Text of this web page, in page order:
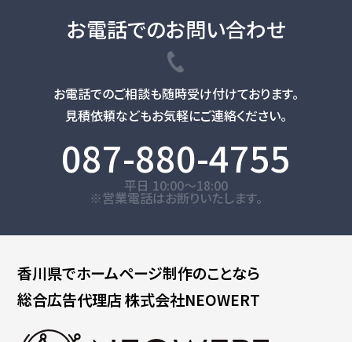
お電話でのお問い合わせ
お電話でのご相談も随時受け付けております。
見積依頼などもお気軽にご連絡ください。
087-880-4755
平日 10:00～18:00
※営業電話はお断りいたします。
香川県でホームページ制作のことなら
総合広告代理店株式会社NEOWERT